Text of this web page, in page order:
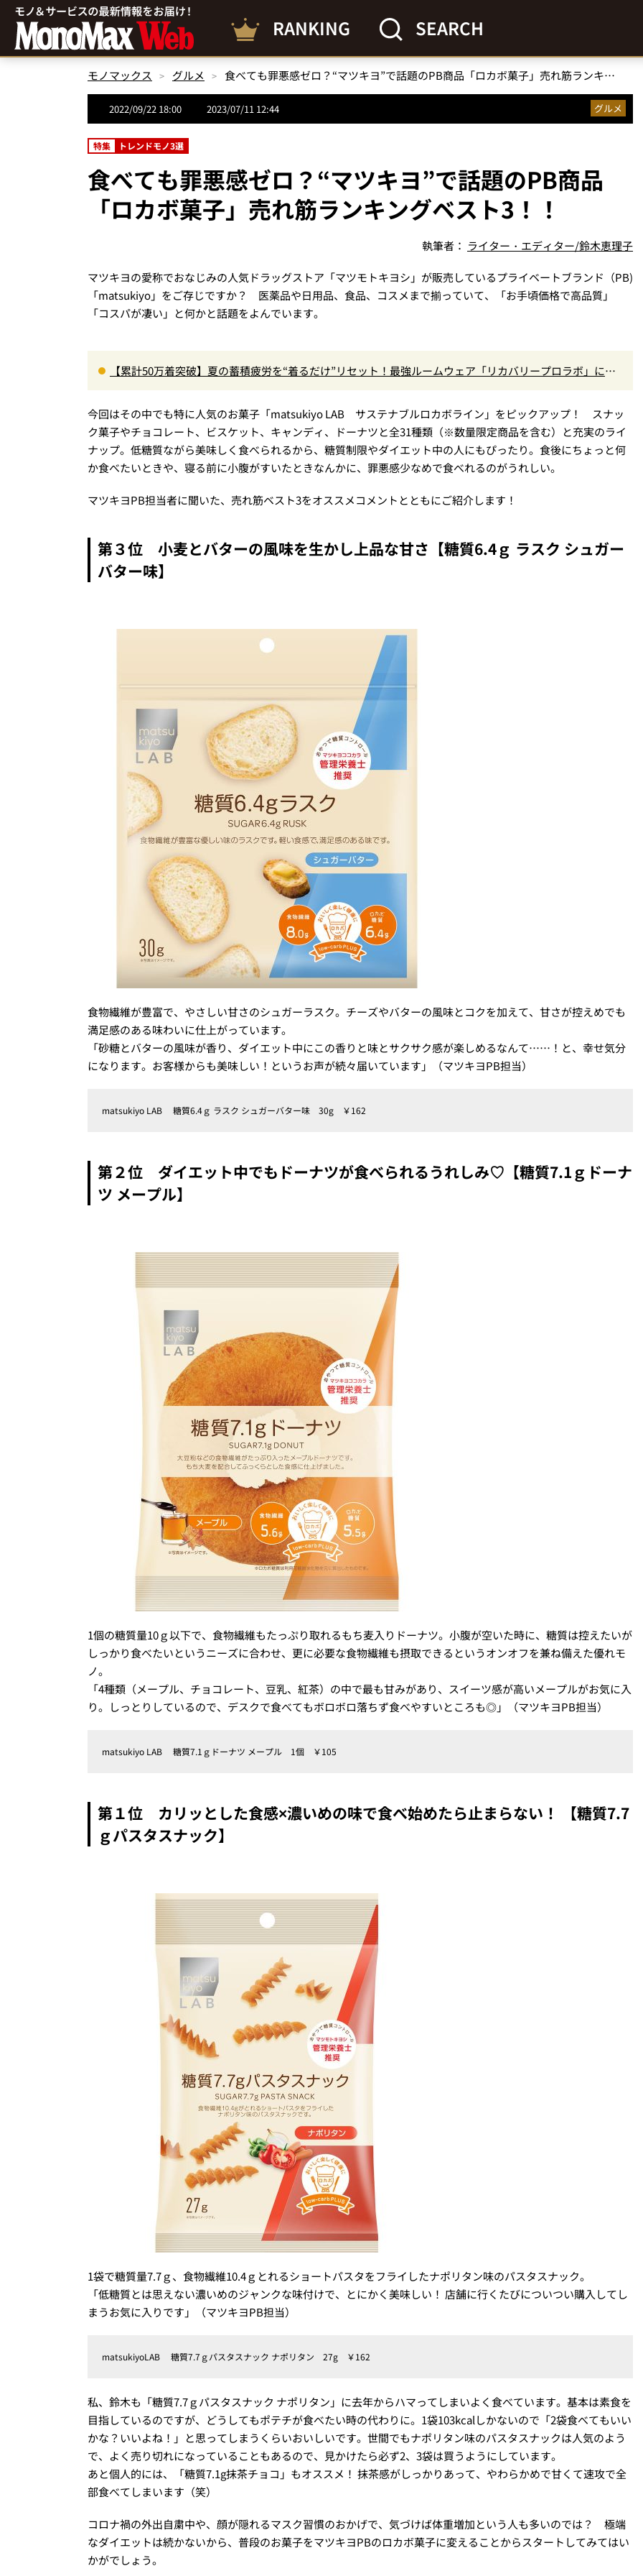
RANKING SEARCH
モノマックス グルメ 食べても罪悪感ゼロ？“マツキヨ”で話題のPB商品「ロカボ菓子」売れ筋ランキングベスト3！！
2022/09/22 18:00 2023/07/11 12:44 グルメ
特集 トレンドモノ3選
食べても罪悪感ゼロ？“マツキヨ”で話題のPB商品
「ロカボ菓子」売れ筋ランキングベスト3！！
執筆者： ライター・エディター/鈴木恵理子
マツキヨの愛称でおなじみの人気ドラッグストア「マツモトキヨシ」が販売しているプライベートブランド（PB)
「matsukiyo」をご存じですか？ 医薬品や日用品、食品、コスメまで揃っていて、「お手頃価格で高品質」
「コスパが凄い」と何かと話題をよんでいます。
【累計50万着突破】夏の蓄積疲労を“着るだけ”リセット！最強ルームウェア「リカバリープロラボ」に新
今回はその中でも特に人気のお菓子「matsukiyo LAB サステナブルロカボライン」をピックアップ！ スナッ
ク菓子やチョコレート、ビスケット、キャンディ、ドーナツと全31種類（※数量限定商品を含む）と充実のライ
ナップ。低糖質ながら美味しく食べられるから、糖質制限やダイエット中の人にもぴったり。食後にちょっと何
か食べたいときや、寝る前に小腹がすいたときなんかに、罪悪感少なめで食べれるのがうれしい。
マツキヨPB担当者に聞いた、売れ筋ベスト3をオススメコメントとともにご紹介します！
第３位 小麦とバターの風味を生かし上品な甘さ【糖質6.4ｇ ラスク シュガー
バター味】
食物繊維が豊富で、やさしい甘さのシュガーラスク。チーズやバターの風味とコクを加えて、甘さが控えめでも
満足感のある味わいに仕上がっています。
「砂糖とバターの風味が香り、ダイエット中にこの香りと味とサクサク感が楽しめるなんて……！と、幸せ気分
になります。お客様からも美味しい！というお声が続々届いています」（マツキヨPB担当）
matsukiyo LAB 糖質6.4ｇ ラスク シュガーバター味 30g ￥162
第２位 ダイエット中でもドーナツが食べられるうれしみ♡【糖質7.1ｇドーナ
ツ メープル】
1個の糖質量10ｇ以下で、食物繊維もたっぷり取れるもち麦入りドーナツ。小腹が空いた時に、糖質は控えたいが
しっかり食べたいというニーズに合わせ、更に必要な食物繊維も摂取できるというオンオフを兼ね備えた優れモ
ノ。
「4種類（メープル、チョコレート、豆乳、紅茶）の中で最も甘みがあり、スイーツ感が高いメープルがお気に入
り。しっとりしているので、デスクで食べてもボロボロ落ちず食べやすいところも◎」（マツキヨPB担当）
matsukiyo LAB 糖質7.1ｇドーナツ メープル 1個 ￥105
第１位 カリッとした食感×濃いめの味で食べ始めたら止まらない！ 【糖質7.7
ｇパスタスナック】
1袋で糖質量7.7ｇ、食物繊維10.4ｇとれるショートパスタをフライしたナポリタン味のパスタスナック。
「低糖質とは思えない濃いめのジャンクな味付けで、とにかく美味しい！ 店舗に行くたびについつい購入してし
まうお気に入りです」（マツキヨPB担当）
matsukiyoLAB 糖質7.7ｇパスタスナック ナポリタン 27g ￥162
私、鈴木も「糖質7.7ｇパスタスナック ナポリタン」に去年からハマってしまいよく食べています。基本は素食を
目指しているのですが、どうしてもポテチが食べたい時の代わりに。1袋103kcalしかないので「2袋食べてもいい
かな？いいよね！」と思ってしまうくらいおいしいです。世間でもナポリタン味のパスタスナックは人気のよう
で、よく売り切れになっていることもあるので、見かけたら必ず2、3袋は買うようにしています。
あと個人的には、「糖質7.1g抹茶チョコ」もオススメ！ 抹茶感がしっかりあって、やわらかめで甘くて速攻で全
部食べてしまいます（笑）
コロナ禍の外出自粛中や、顔が隠れるマスク習慣のおかげで、気づけば体重増加という人も多いのでは？ 極端
なダイエットは続かないから、普段のお菓子をマツキヨPBのロカボ菓子に変えることからスタートしてみてはい
かがでしょう。